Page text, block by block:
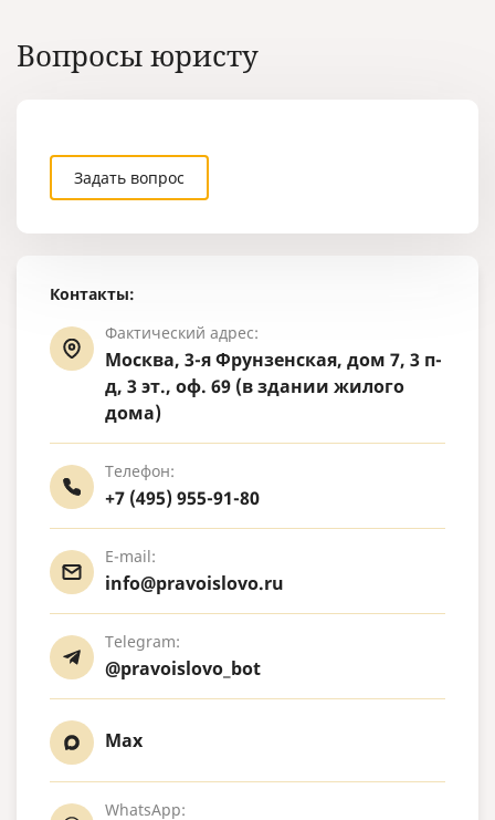
Контакты:
Фактический адрес:
Москва, 3-я Фрунзенская, дом 7, 3 п-
д, 3 эт., оф. 69 (в здании жилого
дома)
Телефон:
+7 (495) 955-91-80
E-mail:
info@pravoislovo.ru
Telegram:
@pravoislovo_bot
Max
WhatsApp:
Вопросы юристу
Задать вопрос